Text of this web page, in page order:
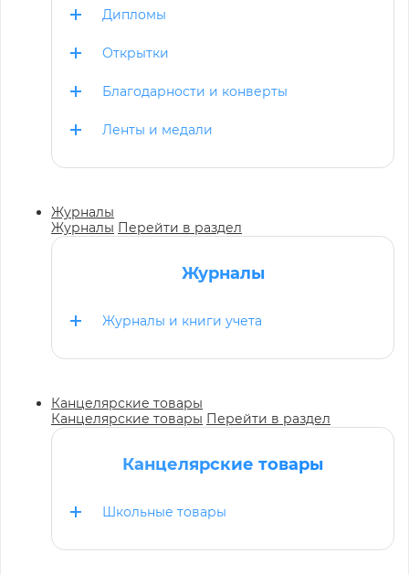
Дипломы
Открытки
Благодарности и конверты
Ленты и медали
Журналы
Журналы Перейти в раздел
Журналы
Журналы и книги учета
Канцелярские товары
Канцелярские товары Перейти в раздел
Канцелярские товары
Школьные товары